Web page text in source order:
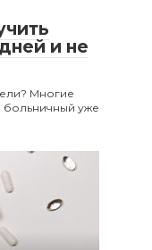
и не
Многие
больничный уже